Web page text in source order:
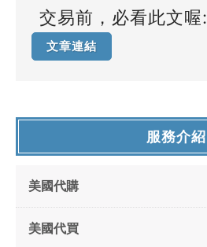
交易前，必看此文喔:
文章連結
服務介紹
美國代購
美國代買